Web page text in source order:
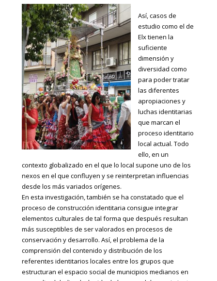
Así, casos de
estudio como el de
Elx tienen la
suficiente
dimensión y
diversidad como
para poder tratar
las diferentes
apropiaciones y
luchas identitarias
que marcan el
proceso identitario
local actual. Todo
ello, en un
contexto globalizado en el que lo local supone uno de los
nexos en el que confluyen y se reinterpretan influencias
desde los más variados orígenes.
En esta investigación, también se ha constatado que el
proceso de construcción identitaria consigue integrar
elementos culturales de tal forma que después resultan
más susceptibles de ser valorados en procesos de
conservación y desarrollo. Así, el problema de la
comprensión del contenido y distribución de los
referentes identitarios locales entre los grupos que
estructuran el espacio social de municipios medianos en